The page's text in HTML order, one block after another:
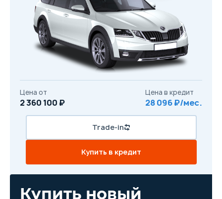
8 800 500-03-23
с 08:00 по 20:00, без выходных
Привольная улица, 2, к5
Перезвоните мне
Купить новый
Цена от
2 360 100 ₽
Цена в кредит
28 096 ₽/мес.
Trade-in
Купить в кредит